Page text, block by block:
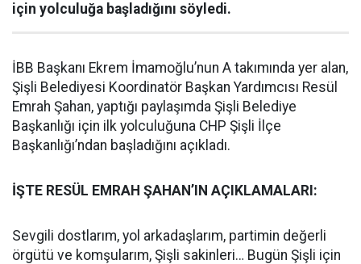
için yolculuğa başladığını söyledi.
İBB Başkanı Ekrem İmamoğlu’nun A takımında yer alan,
Şişli Belediyesi Koordinatör Başkan Yardımcısı Resül
Emrah Şahan, yaptığı paylaşımda Şişli Belediye
Başkanlığı için ilk yolculuğuna CHP Şişli İlçe
Başkanlığı’ndan başladığını açıkladı.
İŞTE RESÜL EMRAH ŞAHAN’IN AÇIKLAMALARI:
Sevgili dostlarım, yol arkadaşlarım, partimin değerli
örgütü ve komşularım, Şişli sakinleri… Bugün Şişli için